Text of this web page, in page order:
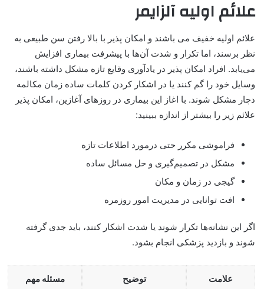
علائم اولیه آلزایمر
علائم اولیه خفیف می باشند و امکان پذیر با بالا رفتن سن طبیعی به
نظر برسند، اما تکرار و شدت آن‌ها با پیشرفت بیماری افزایش
می‌یابد. افراد امکان پذیر در یادآوری وقایع تازه مشکل داشته باشند،
وسایل خود را گم کنند یا در اشکار کردن کلمات ساده زمان مکالمه
دچار مشکل شوند. با اغاز این بیماری در روزهای آغازین، امکان پذیر
علائم زیر را بیشتر از اندازه ببینید:
فراموشی مکرر حتی درمورد اطلاعات تازه
مشکل در تصمیم‌گیری و حل مسائل ساده
گیجی در زمان و مکان
افت توانایی در مدیریت امور روزمره
اگر این نشانه‌ها تکرار شوند یا شدت اشکار کنند، باید جدی گرفته
شوند و بازدید پزشکی انجام بشود.
علامت توضیح مسئله مهم